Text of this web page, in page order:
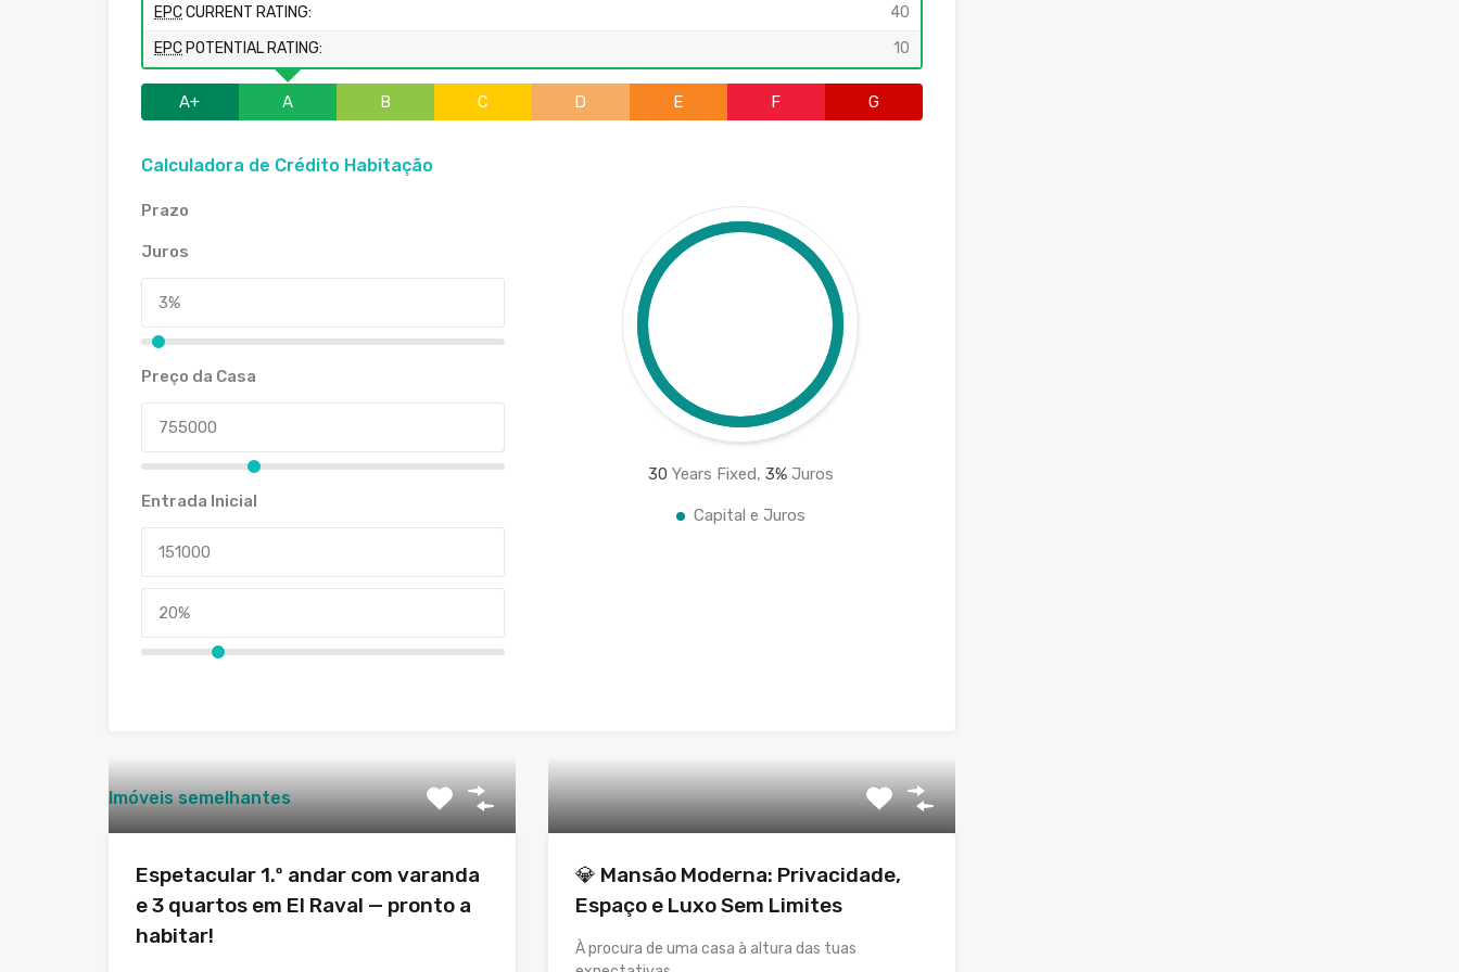
EPCCURRENT RATING:
40
EPC POTENTIAL RATING: 10
A+ A B C D E F G
Calculadora de Crédito Habitação
Prazo
Juros
Preço da Casa
Entrada Inicial
30 Years Fixed, 3%Juros
Capital e Juros
Imóveis semelhantes
Espetacular 1.º andar com varanda
e 3 quartos em El Raval — pronto a
habitar!
💎 Mansão Moderna: Privacidade,
Espaço e Luxo Sem Limites
À procura de uma casa à altura das tuas